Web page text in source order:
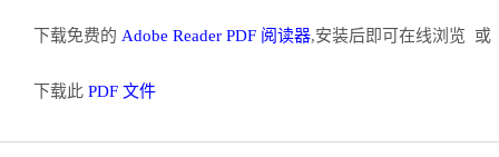
下载免费的 Adobe Reader PDF 阅读器,安装后即可在线浏览 或
下载此 PDF 文件